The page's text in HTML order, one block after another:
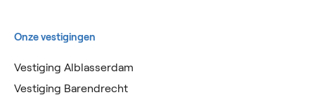
Onze vestigingen
Vestiging Alblasserdam
Vestiging Barendrecht